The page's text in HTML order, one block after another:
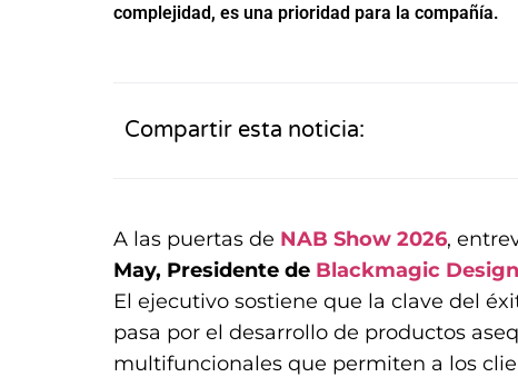
complejidad, es una prioridad para la compañía.
Compartir esta noticia:
A las puertas de NAB Show 2026,
May, Presidente de Blackmagic Design
El ejecutivo sostiene que la clave del
pasa por el desarrollo de productos
multifuncionales que permiten a los